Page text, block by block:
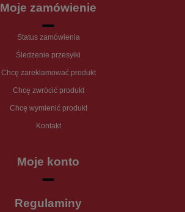
Moje zamówienie
Status zamówienia
Śledzenie przesyłki
Chcę zareklamować produkt
Chcę zwrócić produkt
Chcę wymienić produkt
Kontakt
Moje konto
Regulaminy